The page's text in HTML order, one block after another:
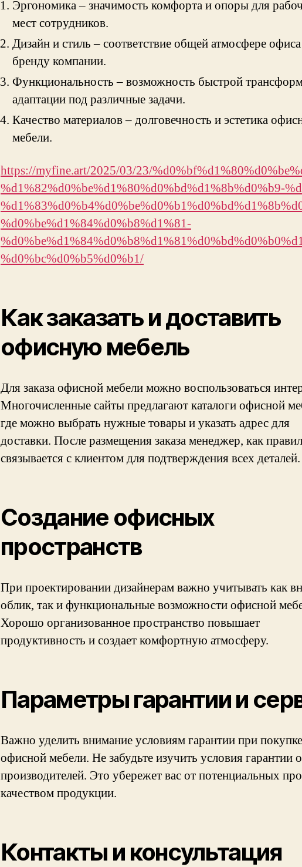
Эргономика – значимость комфорта и опоры для
мест сотрудников.
Дизайн и стиль – соответствие общей атмосфере
бренду компании.
Функциональность – возможность быстрой
адаптации под различные задачи.
Качество материалов – долговечность и эстетика
мебели.
https://myfine.art/2025/03/23/
%d1%82%d0%be%d1%80%d0%bd%d1%8b%d0%b9-
%d0%be%d1%84%d0%b8%d1%81-
%d0%bc%d0%b5%d0%b1/
Как заказать и доставить
офисную мебель
Для заказа офисной мебели можно воспользоваться
Многочисленные сайты предлагают каталоги офисной
где можно выбрать нужные товары и указать адрес для
доставки. После размещения заказа менеджер, как
связывается с клиентом для подтверждения всех деталей.
Создание офисных
пространств
При проектировании дизайнерам важно учитывать как
облик, так и функциональные возможности офисной
Хорошо организованное пространство повышает
продуктивность и создает комфортную атмосферу.
Параметры гарантии и
Важно уделить внимание условиям гарантии при покупке
офисной мебели. Не забудьте изучить условия гарантии
производителей. Это убережет вас от потенциальных
качеством продукции.
Контакты и консультация